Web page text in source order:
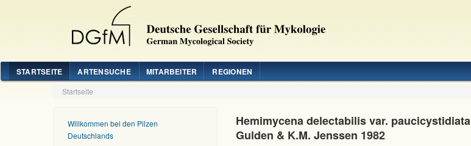
STARTSEITE ARTENSUCHE MITARBEITER REGIONEN
Startseite
Willkommen bei den Pilzen
Deutschlands
Hemimycena delectabilis var. paucicystidiata
Gulden & K.M. Jenssen 1982